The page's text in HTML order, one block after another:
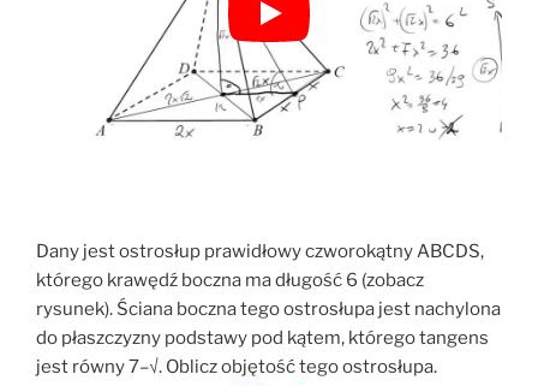
Dany jest ostrosłup prawidłowy czworokątny ABCDS,
którego krawędź boczna ma długość 6 (zobacz
rysunek). Ściana boczna tego ostrosłupa jest nachylona
do płaszczyzny podstawy pod kątem, którego tangens
jest równy 7–√. Oblicz objętość tego ostrosłupa.